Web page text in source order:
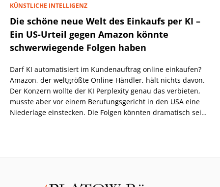
KÜNSTLICHE INTELLIGENZ
Die schöne neue Welt des Einkaufs per KI –
Ein US-Urteil gegen Amazon könnte
schwerwiegende Folgen haben
Darf KI automatisiert im Kundenauftrag online einkaufen?
Amazon, der weltgrößte Online-Händler, hält nichts davon.
Der Konzern wollte der KI Perplexity genau das verbieten,
musste aber vor einem Berufungsgericht in den USA eine
Niederlage einstecken. Die Folgen könnten dramatisch sein,